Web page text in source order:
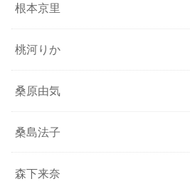
根本京里
桃河りか
桑原由気
桑島法子
森下来奈